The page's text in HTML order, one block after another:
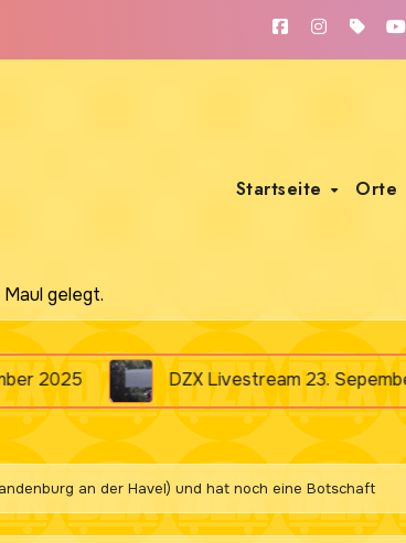
gelegt.
Startseite Orte
DZX Livestream 23. Sepember 2025
an der Havel) und hat noch eine Botschaft